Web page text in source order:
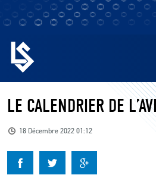
EQUIPES
BILLETTERIE
FANS
LE CALENDRIER DE
18 Décembre 2022 01:12